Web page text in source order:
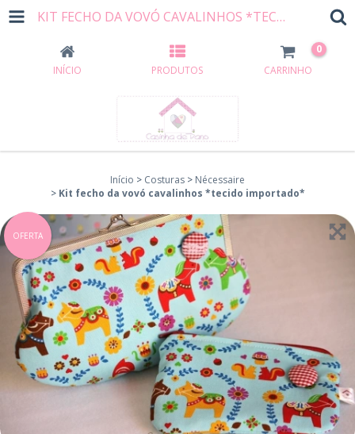
KIT FECHO DA VOVÓ CAVALINHOS *TECIDO IMPORTADO*
INÍCIO PRODUTOS CARRINHO
0
Início > Costuras > Nécessaire
> Kit fecho da vovó cavalinhos *tecido importado*
OFERTA